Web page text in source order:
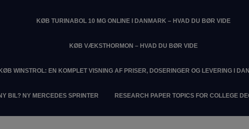
KØB TURINABOL 10 MG ONLINE I DANMARK – HVAD DU BØR VIDE
KØB VÆKSTHORMON – HVAD DU BØR VIDE
WINSTROL: EN KOMPLET VISNING AF PRISER, DOSERINGER OG LEVERING I
BIL? NY MERCEDES SPRINTER RESEARCH PAPER TOPICS FOR COLLEGE